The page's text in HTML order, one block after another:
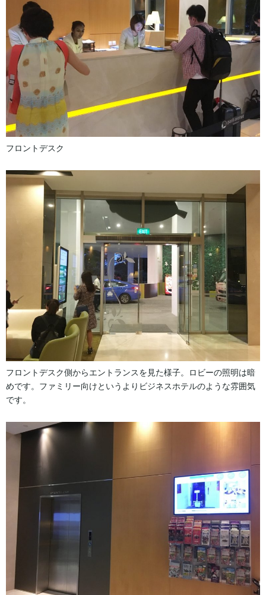
フロントデスク
フロントデスク側からエントランスを見た様子。ロビーの照明は暗
めです。ファミリー向けというよりビジネスホテルのような雰囲気
です。